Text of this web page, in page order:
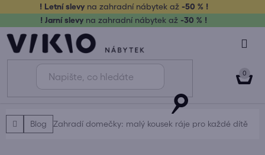
obsah
! Letní slevy na zahradní nábytek až-50 % !
! Jarní slevy na zahradní nábytek až -30 % !
DomůBlog Zahradí domečky: malý kousek ráje pro každé dítě